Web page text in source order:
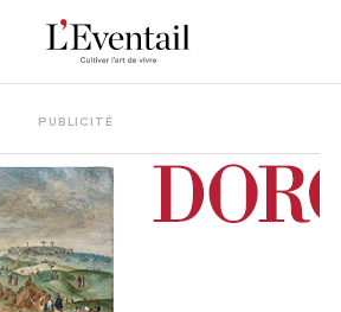
PUBLICITÉ